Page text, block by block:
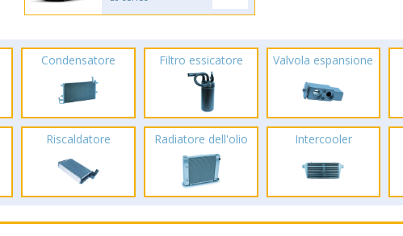
Condensatore Filtro essicatore Valvola espansione
Riscaldatore Radiatore dell'olio Intercooler